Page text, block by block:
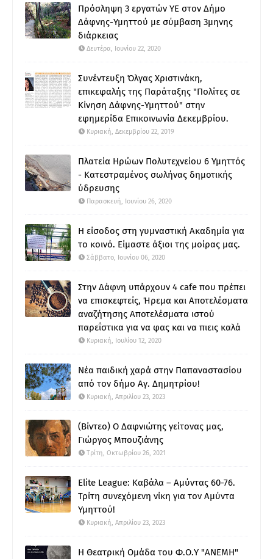
Πρόσληψη 3 εργατών ΥΕ στον Δήμο
Δάφνης-Υμηττού με σύμβαση 3μηνης
διάρκειας
Δευτέρα, Ιουνίου 22, 2020
Συνέντευξη Όλγας Χριστινάκη,
επικεφαλής της Παράταξης "Πολίτες σε
Κίνηση Δάφνης-Υμηττού" στην
εφημερίδα Επικοινωνία Δεκεμβρίου.
Κυριακή, Δεκεμβρίου 22, 2019
Πλατεία Ηρώων Πολυτεχνείου 6 Υμηττός
- Κατεστραμένος σωλήνας δημοτικής
ύδρευσης
Παρασκευή, Ιουνίου 26, 2020
Η είσοδος στη γυμναστική Ακαδημία για
το κοινό. Είμαστε άξιοι της μοίρας μας.
Σάββατο, Ιουνίου 06, 2020
Στην Δάφνη υπάρχουν 4 cafe που πρέπει
να επισκεφτείς, Ήρεμα και Αποτελέσματα
αναζήτησης Αποτελέσματα ιστού
παρεΐστικα για να φας και να πιεις καλά
Κυριακή, Ιουλίου 12, 2020
Νέα παιδική χαρά στην Παπαναστασίου
από τον δήμο Αγ. Δημητρίου!
Κυριακή, Απριλίου 23, 2023
(Βίντεο) Ο Δαφνιώτης γείτονας μας,
Γιώργος Μπουζιάνης
Τρίτη, Οκτωβρίου 26, 2021
Elite League: Καβάλα – Αμύντας 60-76.
Τρίτη συνεχόμενη νίκη για τον Αμύντα
Υμηττού!
Κυριακή, Απριλίου 23, 2023
Η Θεατρική Ομάδα του Φ.Ο.Υ "ΑΝΕΜΗ"